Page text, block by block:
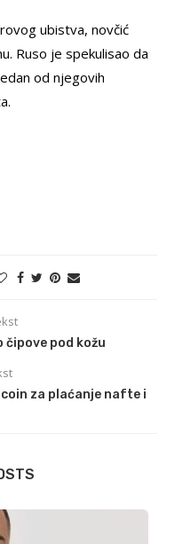
ubistva, novčić
Ruso je spekulisao da
od njegovih
pod kožu
za plaćanje nafte i